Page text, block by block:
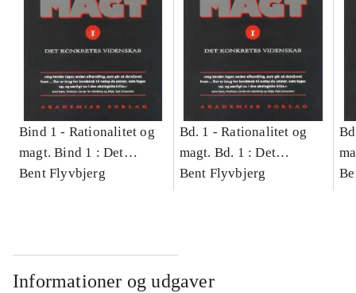
Bind 1 - Rationalitet og
magt. Bind 1 : Det
konkretes videnskab
Bent Flyvbjerg
Bd. 1 -Rationalitet og
magt. Bd. 1 : Det
konkretes videnskab
Bent Flyvbjerg
Informationer og udgaver